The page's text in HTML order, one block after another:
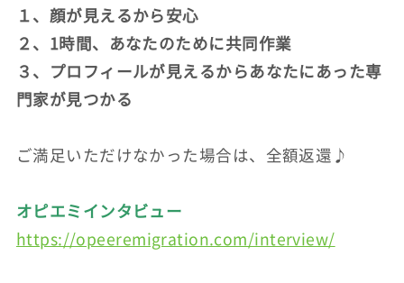
１、顔が見えるから安心
２、1時間、あなたのために共同作業
３、プロフィールが見えるからあなたにあった専
門家が見つかる
ご満足いただけなかった場合は、全額返還♪
オピエミインタビュー
https://opeeremigration.com/interview/